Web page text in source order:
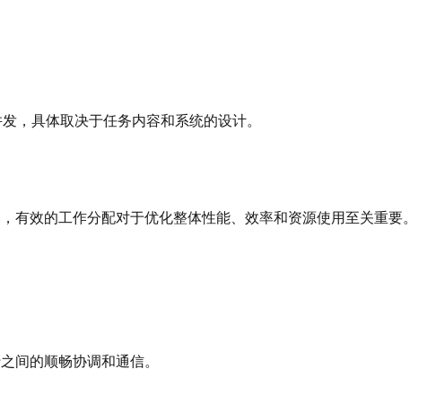
，具体取决于任务内容和系统的设计。
效的工作分配对于优化整体性能、效率和资源使用至关重要。
间的顺畅协调和通信。